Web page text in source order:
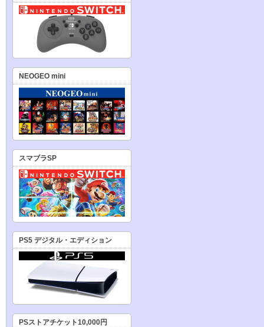
NEOGEO mini
スマブラSP
PS5 デジタル・エディション
PSストアチケット10,000円